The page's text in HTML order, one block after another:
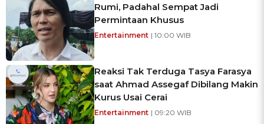
Rumi, Padahal Sempat Jadi
Permintaan Khusus
Entertainment | 10:00 WIB
Reaksi Tak Terduga Tasya Farasya
saat Ahmad Assegaf Dibilang Makin
Kurus Usai Cerai
Entertainment | 09:20 WIB